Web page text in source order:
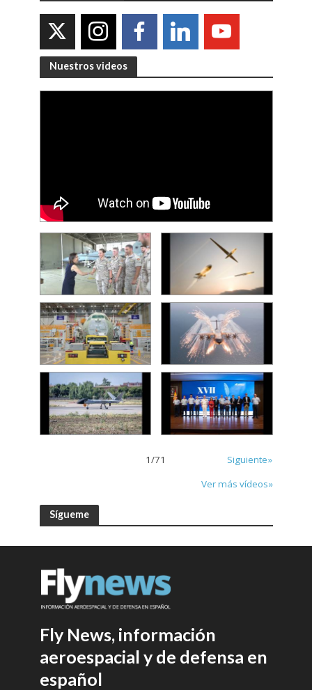
Nuestros videos
1/71
Siguiente»
Ver más vídeos»
Sígueme
Fly News, información
aeroespacial y de defensa en
español